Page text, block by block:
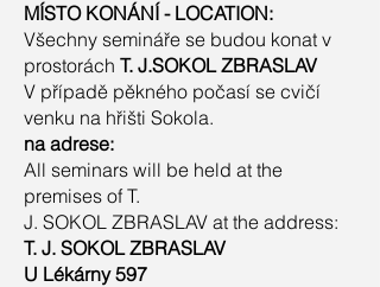
MÍSTO KONÁNÍ - LOCATION:
Všechny semináře se budou konat v
prostorách T. J.SOKOL ZBRASLAV
V případě pěkného počasí se cvičí
venku na hřišti Sokola.
na adrese:
All seminars will be held at the
premises of T.
J. SOKOL ZBRASLAV at the address:
T. J. SOKOL ZBRASLAV
U Lékárny 597